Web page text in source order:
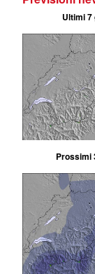
Ultimi 7
Prossimi